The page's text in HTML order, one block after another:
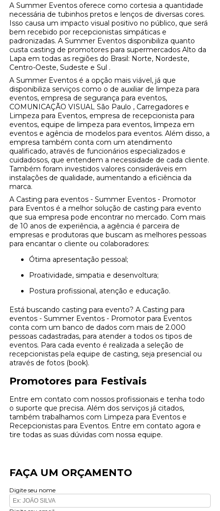
A Summer Eventos oferece como cortesia a quantidade
necessária de tubinhos pretos e lenços de diversas cores.
Isso causa um impacto visual positivo no público, que será
bem recebido por recepcionistas simpáticas e
padronizadas. A Summer Eventos disponibiliza quanto
custa casting de promotores para supermercados Alto da
Lapa em todas as regiões do Brasil: Norte, Nordeste,
Centro-Oeste, Sudeste e Sul .
A Summer Eventos é a opção mais viável, já que
disponibiliza serviços como o de auxiliar de limpeza para
eventos, empresa de segurança para eventos,
COMUNICAÇÃO VISUAL São Paulo , Carregadores e
Limpeza para Eventos, empresa de recepcionista para
eventos, equipe de limpeza para eventos, limpeza em
eventos e agência de modelos para eventos. Além disso, a
empresa também conta com um atendimento
qualificado, através de funcionários especializados e
cuidadosos, que entendem a necessidade de cada cliente.
Também foram investidos valores consideráveis em
instalações de qualidade, aumentando a eficiência da
marca.
A Casting para eventos - Summer Eventos - Promotor
para Eventos é a melhor solução de casting para evento
que sua empresa pode encontrar no mercado. Com mais
de 10 anos de experiência, a agência é parceira de
empresas e produtoras que buscam as melhores pessoas
para encantar o cliente ou colaboradores:
Ótima apresentação pessoal;
Proatividade, simpatia e desenvoltura;
Postura profissional, atenção e educação.
Está buscando casting para evento? A Casting para
eventos - Summer Eventos - Promotor para Eventos
conta com um banco de dados com mais de 2.000
pessoas cadastradas, para atender a todos os tipos de
eventos. Para cada evento é realizada a seleção de
recepcionistas pela equipe de casting, seja presencial ou
através de fotos (book).
Promotores para Festivais
Entre em contato com nossos profissionais e tenha todo
o suporte que precisa. Além dos serviços já citados,
também trabalhamos com Limpeza para Eventos e
Recepcionistas para Eventos. Entre em contato agora e
tire todas as suas dúvidas com nossa equipe.
FAÇA UM ORÇAMENTO
Digite seu nome